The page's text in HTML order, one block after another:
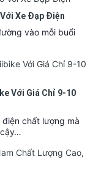
Xe Đạp Điện
vào mỗi buổi
Với Giá Chỉ 9-10
chất lượng mà